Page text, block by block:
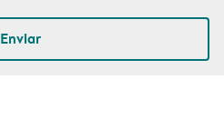
Enviar